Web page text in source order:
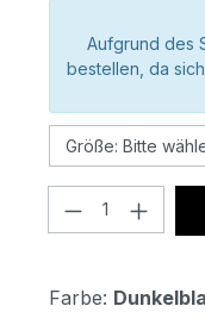
Aufgrund des
bestellen, da
Produkt
Farbe: